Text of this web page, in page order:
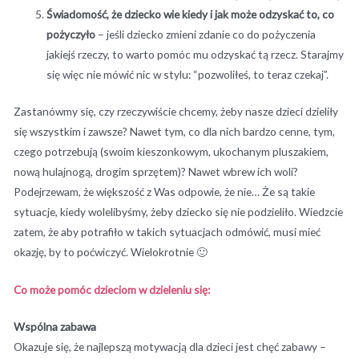
Świadomość, że dziecko wie kiedy i jak może odzyskać to, co
pożyczyło – jeśli dziecko zmieni zdanie co do pożyczenia
jakiejś rzeczy, to warto pomóc mu odzyskać tą rzecz. Starajmy
się więc nie mówić nic w stylu: “pozwoliłeś, to teraz czekaj”.
Zastanówmy się, czy rzeczywiście chcemy, żeby nasze dzieci dzieliły
się wszystkim i zawsze? Nawet tym, co dla nich bardzo cenne, tym,
czego potrzebują (swoim kieszonkowym, ukochanym pluszakiem,
nową hulajnogą, drogim sprzętem)? Nawet wbrew ich woli?
Podejrzewam, że większość z Was odpowie, że nie… Że są takie
sytuacje, kiedy wolelibyśmy, żeby dziecko się nie podzieliło. Wiedzcie
zatem, że aby potrafiło w takich sytuacjach odmówić, musi mieć
okazję, by to poćwiczyć. Wielokrotnie 🙂
Co może pomóc dzieciom w dzieleniu się:
Wspólna zabawa
Okazuje się, że najlepszą motywacją dla dzieci jest chęć zabawy –